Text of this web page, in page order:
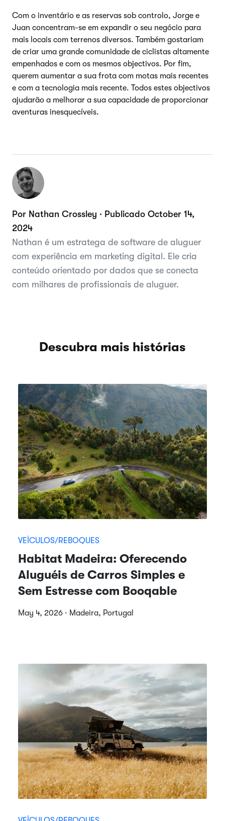
Com o inventário e as reservas sob controlo, Jorge e
Juan concentram-se em expandir o seu negócio para
mais locais com terrenos diversos. Também gostariam
de criar uma grande comunidade de ciclistas altamente
empenhados e com os mesmos objectivos. Por fim,
querem aumentar a sua frota com motas mais recentes
e com a tecnologia mais recente. Todos estes objectivos
ajudarão a melhorar a sua capacidade de proporcionar
aventuras inesquecíveis.
Por Nathan Crossley · Publicado October 14,
2024
Nathan é um estratega de software de aluguer
com experiência em marketing digital. Ele cria
conteúdo orientado por dados que se conecta
com milhares de profissionais de aluguer.
Descubra mais histórias
VEÍCULOS/REBOQUES
Habitat Madeira: Oferecendo
Aluguéis de Carros Simples e
Sem Estresse com Booqable
May 4, 2026 · Madeira, Portugal